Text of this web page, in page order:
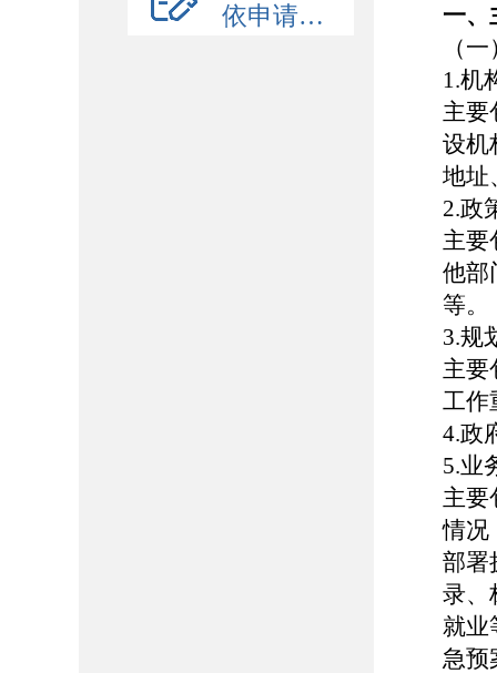
依申请公开
一、
（
1.机
主要
设机
地址
2.政
主要
他部
等。
3.规
主要
工作
4.政
5.业
主要
情况
部署
录、
就业
急预